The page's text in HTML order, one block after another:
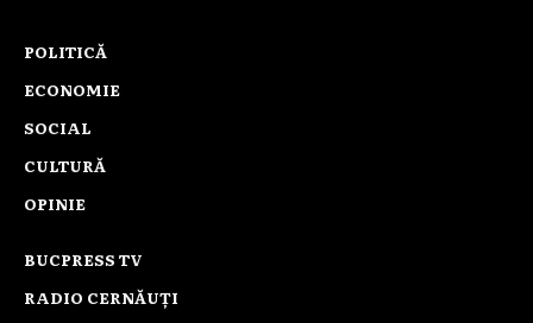
POLITICĂ
ECONOMIE
SOCIAL
CULTURĂ
OPINIE
BUCPRESS TV
RADIO CERNĂUȚI